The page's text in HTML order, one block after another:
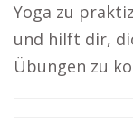
Yoga zu
und hilft dir,
Übungen zu